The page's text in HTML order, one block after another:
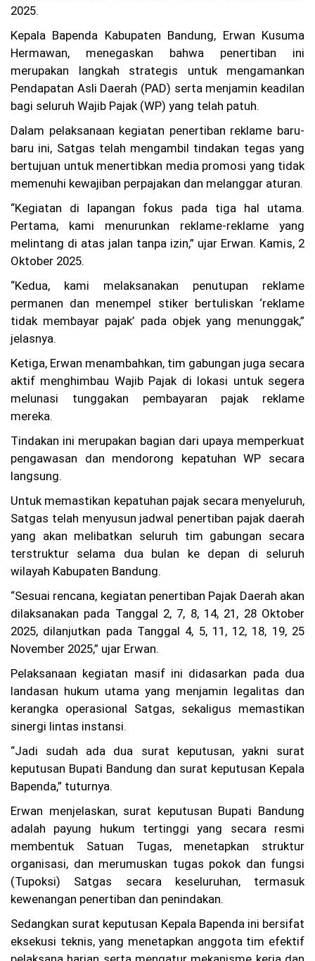
M
ut
ia
ra
Se
nt
os
a
2
Te
rb
ar
di
Pe
M
ad
ur
a,
ar
25
0
Pe
pa
ng
Di
ua
si
Ko
rp
Su
rel
a
(K
SR
P
MI
Ko
ta
Ba
g
Re
e
m
bu
Pe
ne
ri
m
aa
An
gg
2025.
Kepala Bapenda Kabupaten Bandung, Erwan Kusuma
Hermawan, menegaskan bahwa penertiban ini
merupakan langkah strategis untuk mengamankan
Pendapatan Asli Daerah (PAD) serta menjamin keadilan
bagi seluruh Wajib Pajak (WP) yang telah patuh.
Dalam pelaksanaan kegiatan penertiban reklame baru-
baru ini, Satgas telah mengambil tindakan tegas yang
bertujuan untuk menertibkan media promosi yang tidak
memenuhi kewajiban perpajakan dan melanggar aturan.
“Kegiatan di lapangan fokus pada tiga hal utama.
Pertama, kami menurunkan reklame-reklame yang
melintang di atas jalan tanpa izin,” ujar Erwan. Kamis, 2
Oktober 2025.
“Kedua, kami melaksanakan penutupan reklame
permanen dan menempel stiker bertuliskan ‘reklame
tidak membayar pajak’ pada objek yang menunggak,”
jelasnya.
Ketiga, Erwan menambahkan, tim gabungan juga secara
aktif menghimbau Wajib Pajak di lokasi untuk segera
melunasi tunggakan pembayaran pajak reklame
mereka.
Tindakan ini merupakan bagian dari upaya memperkuat
pengawasan dan mendorong kepatuhan WP secara
langsung.
Untuk memastikan kepatuhan pajak secara menyeluruh,
Satgas telah menyusun jadwal penertiban pajak daerah
yang akan melibatkan seluruh tim gabungan secara
terstruktur selama dua bulan ke depan di seluruh
wilayah Kabupaten Bandung.
“Sesuai rencana, kegiatan penertiban Pajak Daerah akan
dilaksanakan pada Tanggal 2, 7, 8, 14, 21, 28 Oktober
2025, dilanjutkan pada Tanggal 4, 5, 11, 12, 18, 19, 25
November 2025,” ujar Erwan.
Pelaksanaan kegiatan masif ini didasarkan pada dua
landasan hukum utama yang menjamin legalitas dan
kerangka operasional Satgas, sekaligus memastikan
sinergi lintas instansi.
“Jadi sudah ada dua surat keputusan, yakni surat
keputusan Bupati Bandung dan surat keputusan Kepala
Bapenda,” tuturnya.
Erwan menjelaskan, surat keputusan Bupati Bandung
adalah payung hukum tertinggi yang secara resmi
membentuk Satuan Tugas, menetapkan struktur
organisasi, dan merumuskan tugas pokok dan fungsi
(Tupoksi) Satgas secara keseluruhan, termasuk
kewenangan penertiban dan penindakan.
Sedangkan surat keputusan Kepala Bapenda ini bersifat
eksekusi teknis, yang menetapkan anggota tim efektif